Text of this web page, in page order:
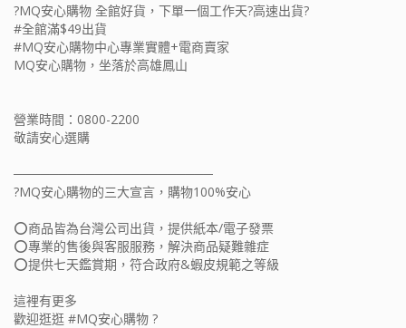
?MQ安心購物 全館好貨，下單一個工作天?高速出貨?
#全館滿$49出貨
#MQ安心購物中心專業實體+電商賣家
MQ安心購物，坐落於高雄鳳山
營業時間：0800-2200
敬請安心選購
──────────────────────
?MQ安心購物的三大宣言，購物100%安心
⭕️商品皆為台灣公司出貨，提供紙本/電子發票
⭕️專業的售後與客服服務，解決商品疑難雜症
⭕️提供七天鑑賞期，符合政府&蝦皮規範之等級
這裡有更多
歡迎逛逛 #MQ安心購物 ?